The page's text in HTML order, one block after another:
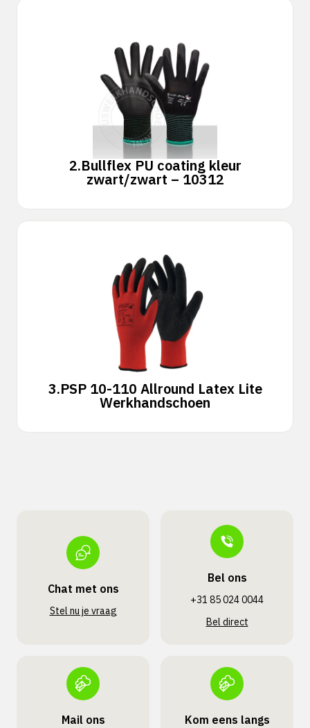
2.Bullflex PU coating kleur
zwart/zwart – 10312
3.PSP 10-110 Allround Latex Lite
Werkhandschoen
Chat met ons
Stel nu je vraag
Bel ons
+31 85 024 0044
Bel direct
Mail ons Kom eens langs